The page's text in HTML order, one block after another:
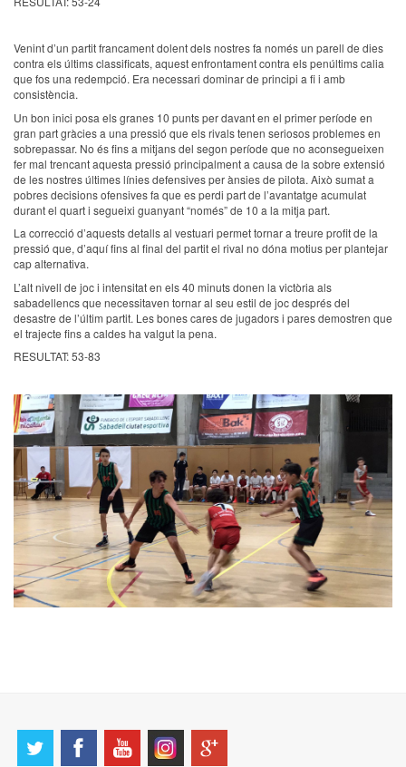
Venint d’un partit francament dolent dels nostres fa només un parell de dies
contra els últims classificats, aquest enfrontament contra els penúltims calia
que fos una redempció. Era necessari dominar de principi a fi i amb
consistència.
Un bon inici posa els granes 10 punts per davant en el primer període en
gran part gràcies a una pressió que els rivals tenen seriosos problemes en
sobrepassar. No és fins a mitjans del segon període que no aconsegueixen
fer mal trencant aquesta pressió principalment a causa de la sobre extensió
de les nostres últimes línies defensives per ànsies de pilota. Això sumat a
pobres decisions ofensives fa que es perdi part de l’avantatge acumulat
durant el quart i segueixi guanyant “només” de 10 a la mitja part.
La correcció d’aquests detalls al vestuari permet tornar a treure profit de la
pressió que, d’aquí fins al final del partit el rival no dóna motius per plantejar
cap alternativa.
L’alt nivell de joc i intensitat en els 40 minuts donen la victòria als
sabadellencs que necessitaven tornar al seu estil de joc després del
desastre de l’últim partit. Les bones cares de jugadors i pares demostren que
el trajecte fins a caldes ha valgut la pena.
RESULTAT: 53-83